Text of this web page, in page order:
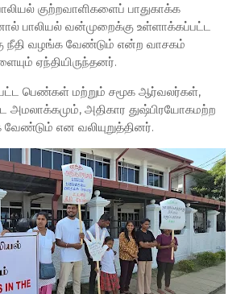
குற்றவாளிகளைப் பாதுகாக்க
பாலியல் வன்முறைக்கு உள்ளாக்கப்பட்ட
நீதி வழங்க வேண்டும் என்ற வாசகம்
ஏந்தியிருந்தனர்.
பெண்கள் மற்றும் சமூக ஆர்வலர்கள்,
அமலாக்கமும், அதிகார துஷ்பிரயோகமற்ற
வேண்டும் என வலியுறுத்தினர்.